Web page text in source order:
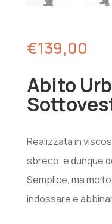
€139,00
Abito
Realizzata in
sbreco, e dunque
Semplice, ma
indossare e